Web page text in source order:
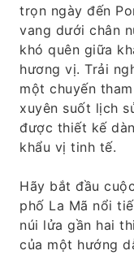
trọn ngày đến
vang dưới chân
khó quên giữa
hương vị. Trải
một chuyến
xuyên suốt lịch
được thiết kế
khẩu vị tinh tế.
Hãy bắt đầu
phố La Mã nổi
núi lửa gần hai
của một hướng